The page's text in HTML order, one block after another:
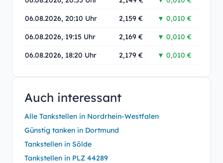
06.08.2026, 20:10 Uhr 2,159 € ▼ 0,010 €
06.08.2026, 19:15 Uhr 2,169 € ▼ 0,010 €
06.08.2026, 18:20 Uhr 2,179 € ▼ 0,010 €
Auch interessant
Alle Tankstellen in Nordrhein-Westfalen
Günstig tanken in Dortmund
Tankstellen in Sölde
Tankstellen in PLZ 44289